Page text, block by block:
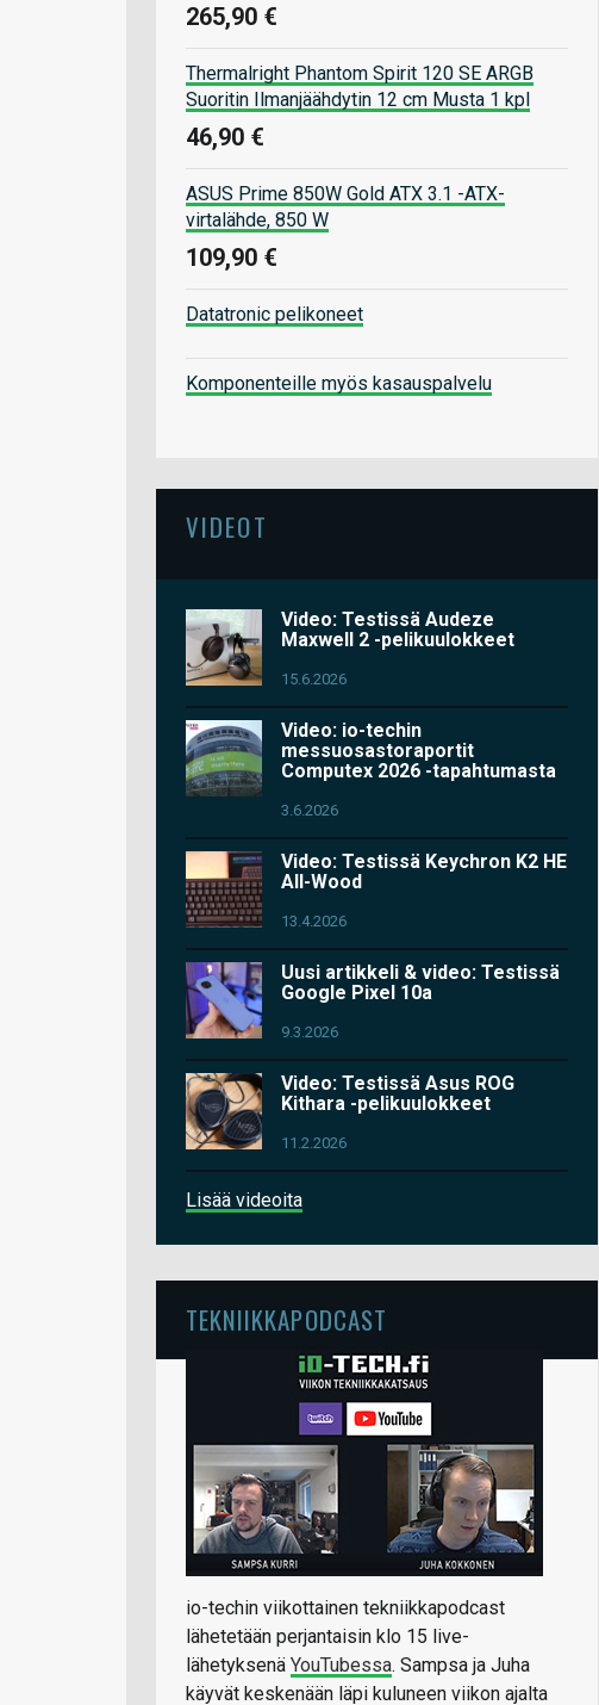
265,90 €
Thermalright Phantom Spirit 120 SE ARGB
Suoritin Ilmanjäähdytin 12 cm Musta 1 kpl
46,90 €
ASUS Prime 850W Gold ATX 3.1 -ATX-
virtalähde, 850 W
109,90 €
Datatronic pelikoneet
Komponenteille myös kasauspalvelu
VIDEOT
Video: Testissä Audeze
Maxwell 2 -pelikuulokkeet
15.6.2026
Video: io-techin
messuosastoraportit
Computex 2026 -tapahtumasta
3.6.2026
Video: Testissä Keychron K2 HE
All-Wood
13.4.2026
Uusi artikkeli & video: Testissä
Google Pixel 10a
9.3.2026
Video: Testissä Asus ROG
Kithara -pelikuulokkeet
11.2.2026
Lisää videoita
TEKNIIKKAPODCAST
io-techin viikottainen tekniikkapodcast
lähetetään perjantaisin klo 15 live-
lähetyksenä YouTubessa. Sampsa ja Juha
käyvät keskenään läpi kuluneen viikon ajalta